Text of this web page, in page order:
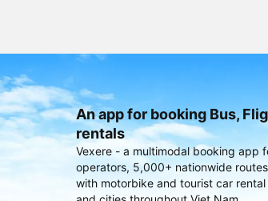
An app for booking Bus,
rentals
Vexere - a multimodal booking
operators, 5,000+ nationwide
with motorbike and tourist car